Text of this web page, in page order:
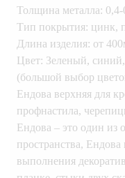
Толщина металла:
Тип покрытия: цинк,
Длина изделия: от
Цвет: Зеленый,
(большой выбор
Ендова верхняя для
профнастила,
Ендова – это один из
пространства, Ендова
выполнения